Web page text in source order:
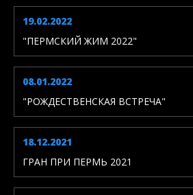
19.02.2022
"ПЕРМСКИЙ ЖИМ 2022"
08.01.2022
"РОЖДЕСТВЕНСКАЯ ВСТРЕЧА"
18.12.2021
ГРАН ПРИ ПЕРМЬ 2021